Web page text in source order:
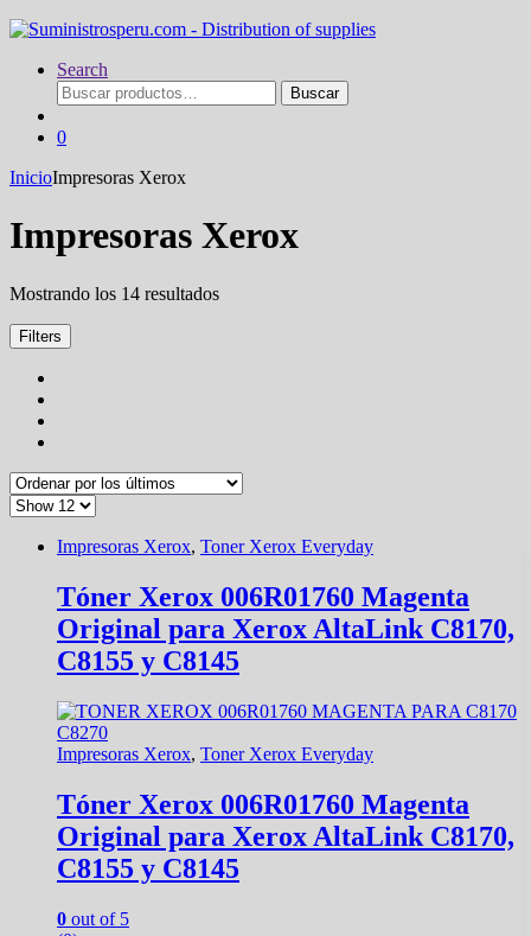
Search
Buscar
por:
Buscar
0
InicioImpresoras Xerox
Impresoras Xerox
Mostrando los 14 resultadosOrdenado
Filters
Impresoras Xerox, Toner Xerox Everyday
Tóner Xerox 006R01760 Magenta
Original para Xerox AltaLink C8170,
C8155 y C8145
Impresoras Xerox, Toner Xerox Everyday
Tóner Xerox 006R01760 Magenta
Original para Xerox AltaLink C8170,
C8155 y C8145
0 out of 5